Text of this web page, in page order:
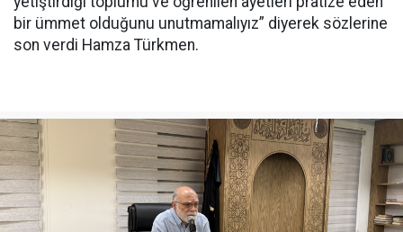
bir ümmet olduğunu unutmamalıyız” diyerek sözlerine
son verdi Hamza Türkmen.